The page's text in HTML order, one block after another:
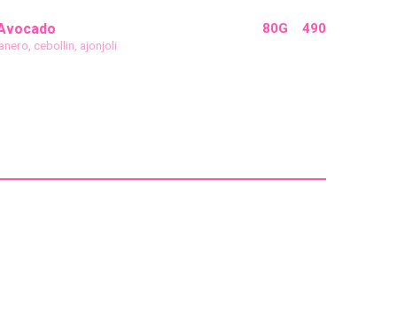
cebollin, ajonjoli
80G 490